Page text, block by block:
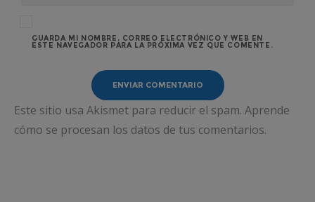
GUARDA MI NOMBRE, CORREO ELECTRÓNICO Y WEB EN
ESTE NAVEGADOR PARA LA PRÓXIMA VEZ QUE COMENTE.
Este sitio usa Akismet para reducir el spam. Aprende
cómo se procesan los datos de tus comentarios.